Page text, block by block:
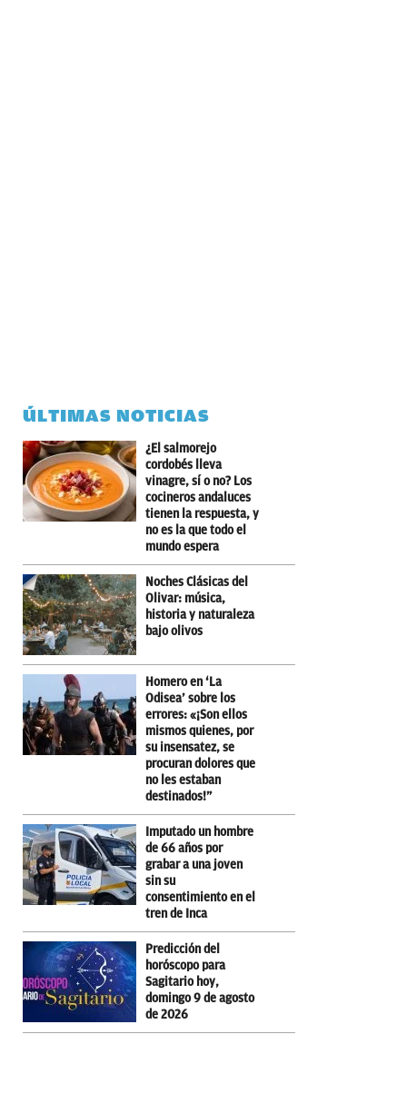
ÚLTIMAS NOTICIAS
¿El salmorejo
cordobés lleva
vinagre, sí o no? Los
cocineros andaluces
tienen la respuesta, y
no es la que todo el
mundo espera
Noches Clásicas del
Olivar: música,
historia y naturaleza
bajo olivos
Homero en ‘La
Odisea’ sobre los
errores: «¡Son ellos
mismos quienes, por
su insensatez, se
procuran dolores que
no les estaban
destinados!”
Imputado un hombre
de 66 años por
grabar a una joven
sin su
consentimiento en el
tren de Inca
Predicción del
horóscopo para
Sagitario hoy,
domingo 9 de agosto
de 2026